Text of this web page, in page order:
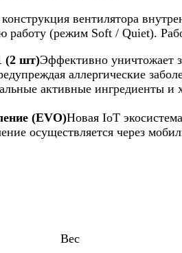
вентилятора
работу (режим Soft / Quiet).
(2 шт)Эффективно уничтожает
аллергические
активные ингредиенты
(EVO)Новая IoT
осуществляется через
Вес